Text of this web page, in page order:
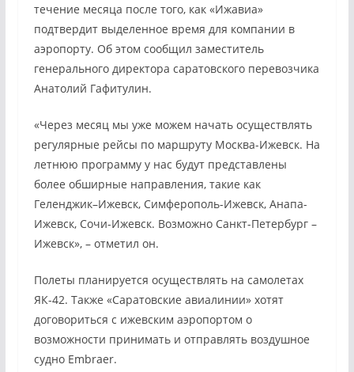
течение месяца после того, как «Ижавиа»
подтвердит выделенное время для компании в
аэропорту. Об этом сообщил заместитель
генерального директора саратовского перевозчика
Анатолий Гафитулин.
«Через месяц мы уже можем начать осуществлять
регулярные рейсы по маршруту Москва-Ижевск. На
летнюю программу у нас будут представлены
более обширные направления, такие как
Геленджик–Ижевск, Симферополь-Ижевск, Анапа-
Ижевск, Сочи-Ижевск. Возможно Санкт-Петербург­ –
Ижевск», – отметил он.
Полеты планируется осуществлять на самолетах
ЯК-42. Также «Саратовские авиалинии» хотят
договориться с ижевским аэропортом о
возможности принимать и отправлять воздушное
судно Embraer.